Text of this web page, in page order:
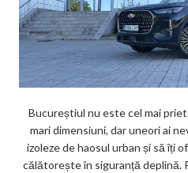
Bucureștiul nu este cel mai
mari dimensiuni, dar uneori ai
izoleze de haosul urban și să îți
călătorește în siguranță deplină.